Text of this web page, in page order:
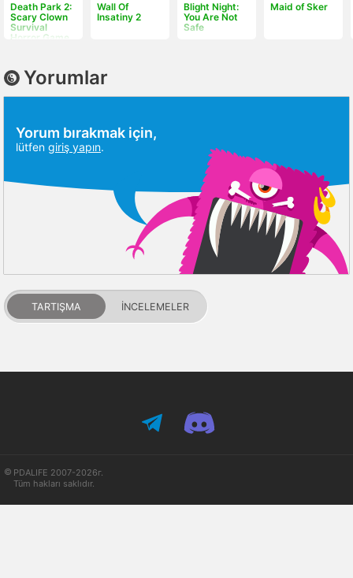
Death Park 2:
Scary Clown
Survival
Horror Game
Wall Of
Insatiny 2
Blight Night:
You Are Not
Safe
Maid of Sker
Yorumlar
Yorum bırakmak için,
lütfen giriş yapın.
TARTIŞMA İNCELEMELER
PDALIFE 2007-2026г.
Tüm hakları saklıdır.